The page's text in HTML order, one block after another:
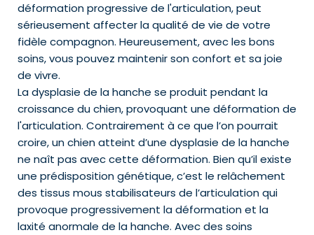
déformation progressive de l'articulation, peut
sérieusement affecter la qualité de vie de votre
fidèle compagnon. Heureusement, avec les bons
soins, vous pouvez maintenir son confort et sa joie
de vivre.
La dysplasie de la hanche se produit pendant la
croissance du chien, provoquant une déformation de
l'articulation. Contrairement à ce que l’on pourrait
croire, un chien atteint d’une dysplasie de la hanche
ne naît pas avec cette déformation. Bien qu’il existe
une prédisposition génétique, c’est le relâchement
des tissus mous stabilisateurs de l’articulation qui
provoque progressivement la déformation et la
laxité anormale de la hanche. Avec des soins